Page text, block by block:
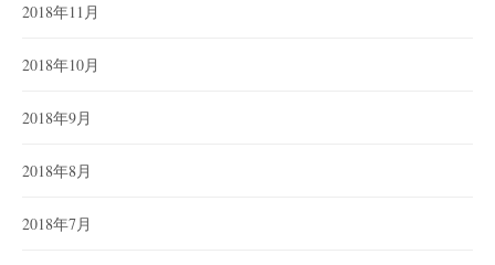
2018年11月
2018年10月
2018年9月
2018年8月
2018年7月